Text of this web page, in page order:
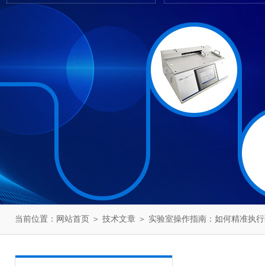
当前位置： 网站首页 ＞ 技术文章 ＞ 实验室操作指南：如何精准执